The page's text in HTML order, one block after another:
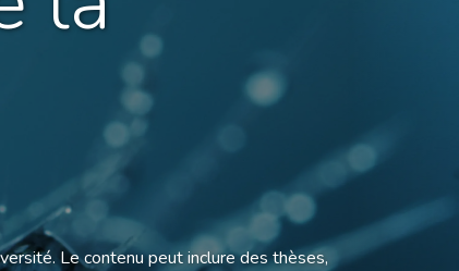
Le contenu peut inclure des thèses,